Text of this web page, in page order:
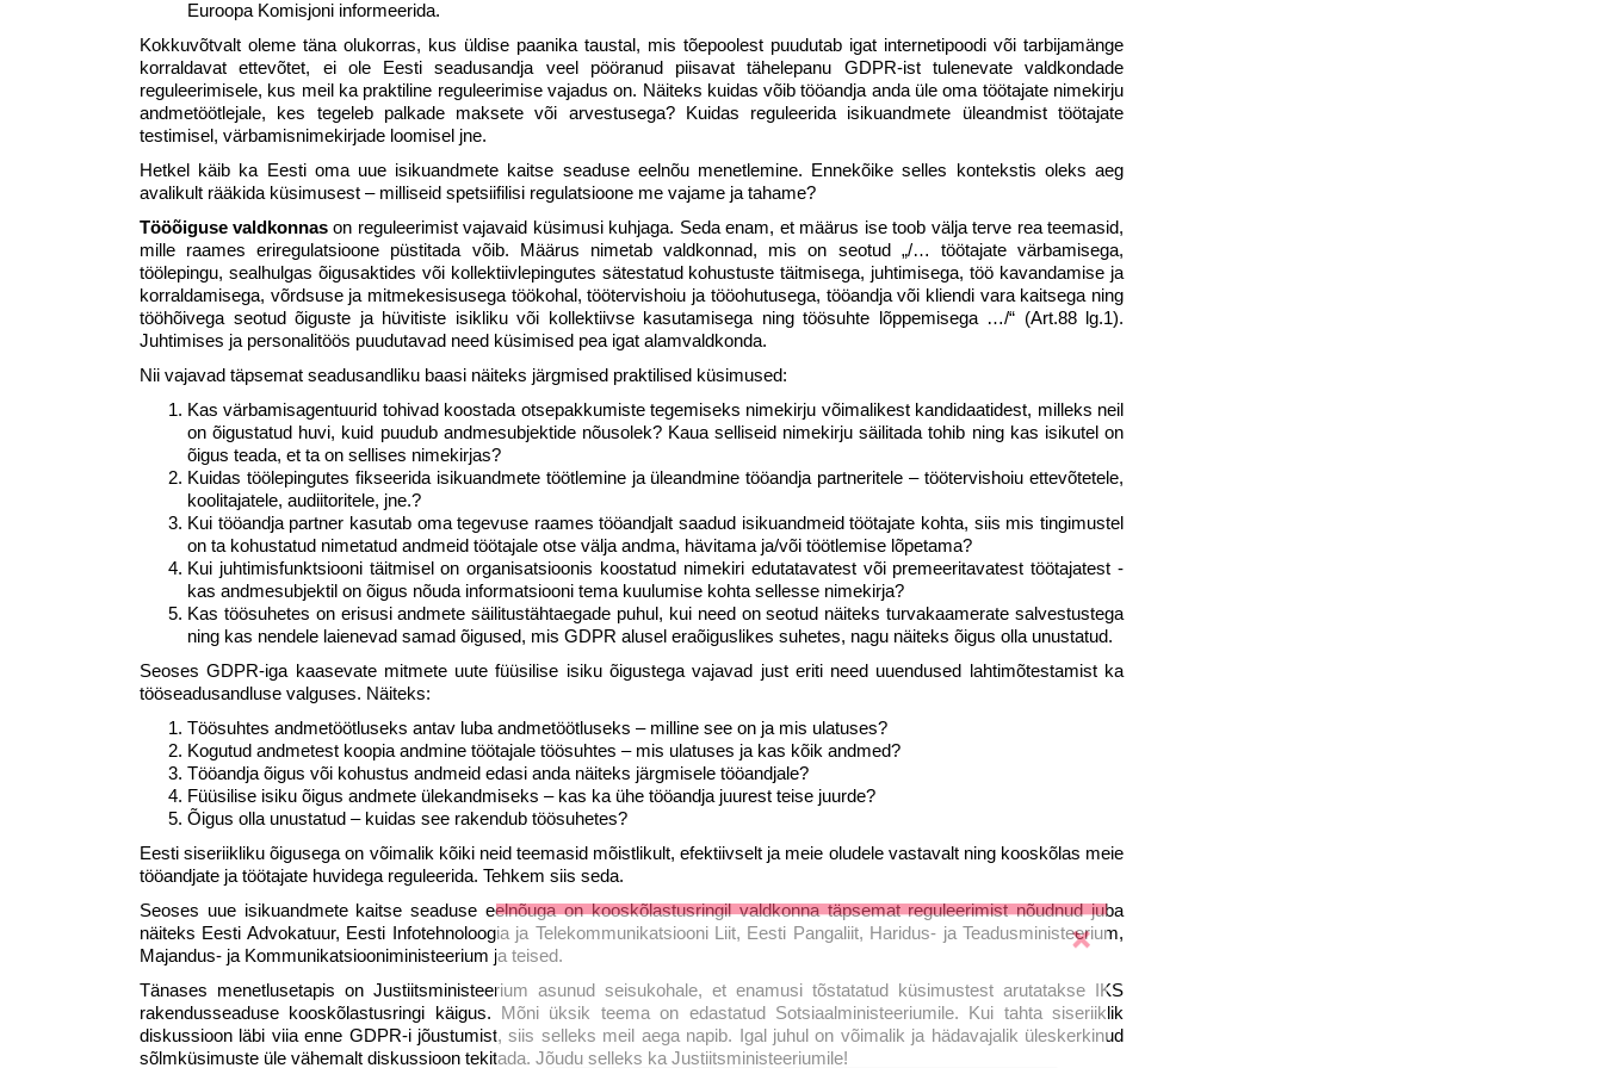
Euroopa Komisjoni informeerida.
Kokkuvõtvalt oleme täna olukorras, kus üldise paanika taustal, mis tõepoolest puudutab igat internetipoodi või tarbijamänge
korraldavat ettevõtet, ei ole Eesti seadusandja veel pööranud piisavat tähelepanu GDPR-ist tulenevate valdkondade
reguleerimisele, kus meil ka praktiline reguleerimise vajadus on. Näiteks kuidas võib tööandja anda üle oma töötajate nimekirju
andmetöötlejale, kes tegeleb palkade maksete või arvestusega? Kuidas reguleerida isikuandmete üleandmist töötajate
testimisel, värbamisnimekirjade loomisel jne.
Hetkel käib ka Eesti oma uue isikuandmete kaitse seaduse eelnõu menetlemine. Ennekõike selles kontekstis oleks aeg
avalikult rääkida küsimusest – milliseid spetsiifilisi regulatsioone me vajame ja tahame?
Tööõiguse valdkonnas on reguleerimist vajavaid küsimusi kuhjaga. Seda enam, et määrus ise toob välja terve rea teemasid,
mille raames eriregulatsioone püstitada võib. Määrus nimetab valdkonnad, mis on seotud „/… töötajate värbamisega,
töölepingu, sealhulgas õigusaktides või kollektiivlepingutes sätestatud kohustuste täitmisega, juhtimisega, töö kavandamise ja
korraldamisega, võrdsuse ja mitmekesisusega töökohal, töötervishoiu ja tööohutusega, tööandja või kliendi vara kaitsega ning
tööhõivega seotud õiguste ja hüvitiste isikliku või kollektiivse kasutamisega ning töösuhte lõppemisega …/“ (Art.88 lg.1).
Juhtimises ja personalitöös puudutavad need küsimised pea igat alamvaldkonda.
Nii vajavad täpsemat seadusandliku baasi näiteks järgmised praktilised küsimused:
Kas värbamisagentuurid tohivad koostada otsepakkumiste tegemiseks nimekirju võimalikest kandidaatidest, milleks neil
on õigustatud huvi, kuid puudub andmesubjektide nõusolek? Kaua selliseid nimekirju säilitada tohib ning kas isikutel on
õigus teada, et ta on sellises nimekirjas?
Kuidas töölepingutes fikseerida isikuandmete töötlemine ja üleandmine tööandja partneritele – töötervishoiu ettevõtetele,
koolitajatele, audiitoritele, jne.?
Kui tööandja partner kasutab oma tegevuse raames tööandjalt saadud isikuandmeid töötajate kohta, siis mis tingimustel
on ta kohustatud nimetatud andmeid töötajale otse välja andma, hävitama ja/või töötlemise lõpetama?
Kui juhtimisfunktsiooni täitmisel on organisatsioonis koostatud nimekiri edutatavatest või premeeritavatest töötajatest -
kas andmesubjektil on õigus nõuda informatsiooni tema kuulumise kohta sellesse nimekirja?
Kas töösuhetes on erisusi andmete säilitustähtaegade puhul, kui need on seotud näiteks turvakaamerate salvestustega
ning kas nendele laienevad samad õigused, mis GDPR alusel eraõiguslikes suhetes, nagu näiteks õigus olla unustatud.
Seoses GDPR-iga kaasevate mitmete uute füüsilise isiku õigustega vajavad just eriti need uuendused lahtimõtestamist ka
tööseadusandluse valguses. Näiteks:
Töösuhtes andmetöötluseks antav luba andmetöötluseks – milline see on ja mis ulatuses?
Kogutud andmetest koopia andmine töötajale töösuhtes – mis ulatuses ja kas kõik andmed?
Tööandja õigus või kohustus andmeid edasi anda näiteks järgmisele tööandjale?
Füüsilise isiku õigus andmete ülekandmiseks – kas ka ühe tööandja juurest teise juurde?
Õigus olla unustatud – kuidas see rakendub töösuhetes?
Eesti siseriikliku õigusega on võimalik kõiki neid teemasid mõistlikult, efektiivselt ja meie oludele vastavalt ning kooskõlas meie
tööandjate ja töötajate huvidega reguleerida. Tehkem siis seda.
Seoses uue isikuandmete kaitse seaduse eelnõuga on kooskõlastusringil valdkonna täpsemat reguleerimist nõudnud juba
näiteks Eesti Advokatuur, Eesti Infotehnoloogia ja Telekommunikatsiooni Liit, Eesti Pangaliit, Haridus- ja Teadusministeerium,
Majandus- ja Kommunikatsiooniministeerium ja teised.
Tänases menetlusetapis on Justiitsministeerium asunud seisukohale, et enamusi tõstatatud küsimustest arutatakse IKS
rakendusseaduse kooskõlastusringi käigus. Mõni üksik teema on edastatud Sotsiaalministeeriumile. Kui tahta siseriiklik
diskussioon läbi viia enne GDPR-i jõustumist, siis selleks meil aega napib. Igal juhul on võimalik ja hädavajalik üleskerkinud
sõlmküsimuste üle vähemalt diskussioon tekitada. Jõudu selleks ka Justiitsministeeriumile!
Ära jää ilma uudistest ja põnevatest lugudest
personaliarenduse valdkonnas